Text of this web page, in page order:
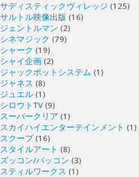
サディスティックヴィレッジ (125)
サルトル映像出版 (16)
ジェントルマン (2)
シネマジック (79)
シャーク (19)
シャイ企画 (2)
ジャックポットシステム (1)
ジャネス (8)
ジュエル (1)
シロウトTV (9)
スーパークリア (1)
スカイハイエンターテインメント (1)
スクープ(16)
スタイルアート (8)
ズッコン/バッコン (3)
スティルワークス (1)